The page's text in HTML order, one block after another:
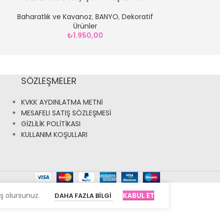
Baharatlık ve Kavanoz, BANYO, Dekoratif
Ürünler
₺1.950,00
SÖZLEŞMELER
KVKK AYDINLATMA METNİ
MESAFELI SATIŞ SÖZLEŞMESİ
GİZLİLİK POLİTİKASI
KULLANIM KOŞULLARI
olursunuz. DAHA FAZLA BILGI KABUL ET